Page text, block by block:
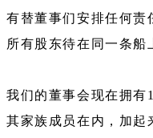
有替董事们安排任何责
所有股东待在同一条船
我们的董事会现在拥有
其家族成员在内，加起